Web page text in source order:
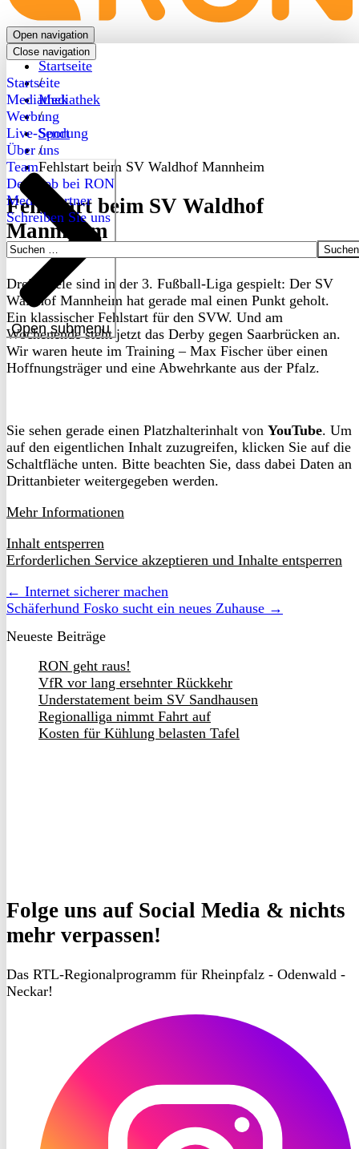
Open navigation
Close navigation
Startseite
Mediathek
Werbung
Live-Sendung
Über uns
Open submenu
Team
Dein Job bei RON
Medienpartner
Schreiben Sie uns
Suchen
Startseite
/
Mediathek
/
Sport
/
Fehlstart beim SV Waldhof Mannheim
Fehlstart beim SV Waldhof
Mannheim
Drei Spiele sind in der 3. Fußball-Liga gespielt: Der SV
Waldhof Mannheim hat gerade mal einen Punkt geholt.
Ein klassischer Fehlstart für den SVW. Und am
Wochenende steht jetzt das Derby gegen Saarbrücken an.
Wir waren heute im Training – Max Fischer über einen
Hoffnungsträger und eine Abwehrkante aus der Pfalz.
Sie sehen gerade einen Platzhalterinhalt von YouTube. Um
auf den eigentlichen Inhalt zuzugreifen, klicken Sie auf die
Schaltfläche unten. Bitte beachten Sie, dass dabei Daten an
Drittanbieter weitergegeben werden.
Mehr Informationen
Inhalt entsperren
Erforderlichen Service akzeptieren und Inhalte entsperren
← Internet sicherer machen
Schäferhund Fosko sucht ein neues Zuhause →
Neueste Beiträge
RON geht raus!
VfR vor lang ersehnter Rückkehr
Understatement beim SV Sandhausen
Regionalliga nimmt Fahrt auf
Kosten für Kühlung belasten Tafel
Folge uns auf Social Media & nichts
mehr verpassen!
Das RTL-Regionalprogramm für Rheinpfalz - Odenwald -
Neckar!
Instagram